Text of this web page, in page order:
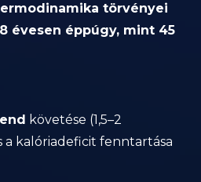
törvényei
évesen éppúgy, mint 45
követése (1,5–2
a kalóriadeficit fenntartása